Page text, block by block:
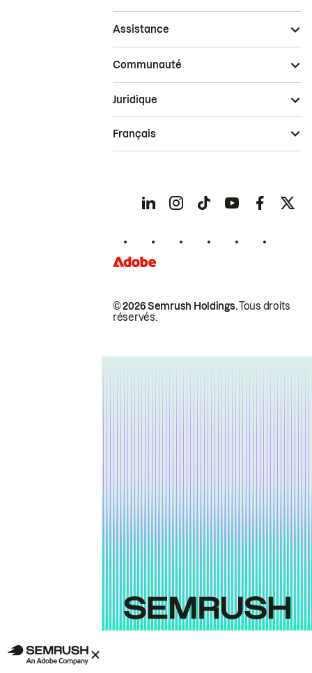
Assistance
Communauté
© 2026 Semrush Holdings.Tous droits
réservés.
Juridique
Français